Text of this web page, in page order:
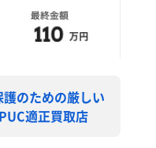
のための厳しい
適正買取店